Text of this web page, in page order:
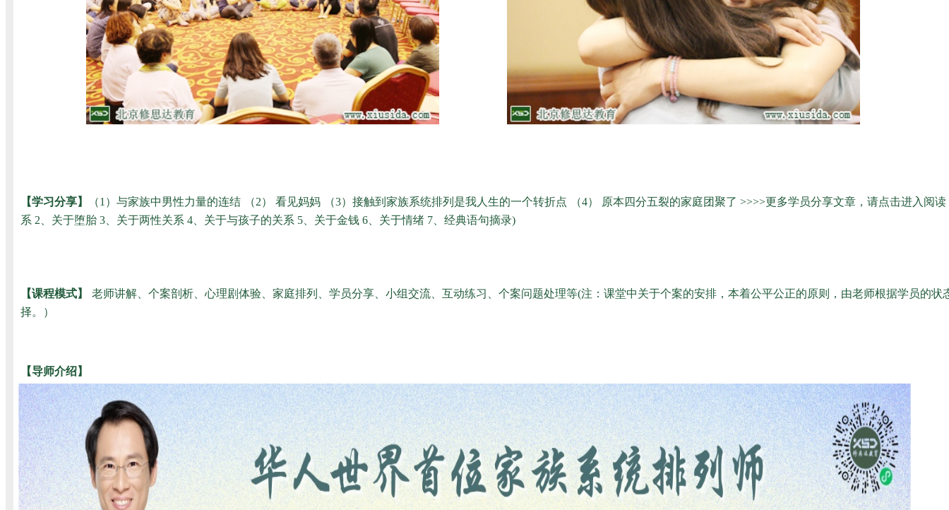
【学习分享】 （1）与家族中男性力量的连结 （2） 看见妈妈 （3）接触到家族系统排列是我人生的一个转折点 （4） 原本四分五裂的家庭团聚了 >>>>更多学员分享文章，请点击进入阅读
系 2、关于堕胎 3、关于两性关系 4、关于与孩子的关系 5、关于金钱 6、关于情绪 7、经典语句摘录)
【课程模式】
老师讲解、个案剖析、心理剧体验、家庭排列、学员分享、小组交流、互动练习、个案问题处理等(注：课堂中关于个案的安排，本着公平公正的原则，由老师根据学员的状
择。）
【导师介绍】